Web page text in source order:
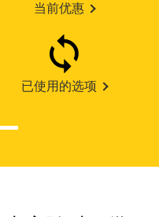
当前优惠
已使用的选项